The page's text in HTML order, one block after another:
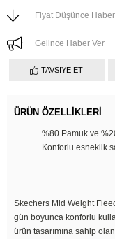
Fiyat Düşünce
Gelince Haber Ver
TAVSIYE ET
ÜRÜN ÖZELLIKLERI
%80 Pamuk ve
Konforlu esneklik
Skechers Mid Weight
gün boyunca konforlu
ürün tasarımına sahip